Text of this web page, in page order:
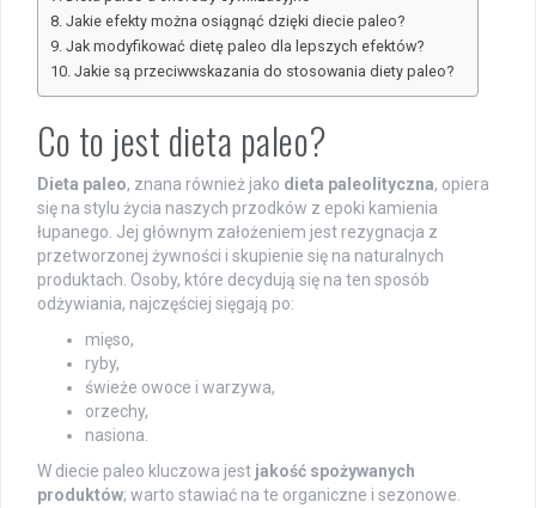
Jakie efekty można osiągnąć dzięki diecie paleo?
Jak modyfikować dietę paleo dla lepszych efektów?
Jakie są przeciwwskazania do stosowania diety paleo?
Co to jest dieta paleo?
Dieta paleo, znana również jako dieta paleolityczna, opiera
się na stylu życia naszych przodków z epoki kamienia
łupanego. Jej głównym założeniem jest rezygnacja z
przetworzonej żywności i skupienie się na naturalnych
produktach. Osoby, które decydują się na ten sposób
odżywiania, najczęściej sięgają po:
mięso,
ryby,
świeże owoce i warzywa,
orzechy,
nasiona.
W diecie paleo kluczowa jest jakość spożywanych
produktów; warto stawiać na te organiczne i sezonowe.